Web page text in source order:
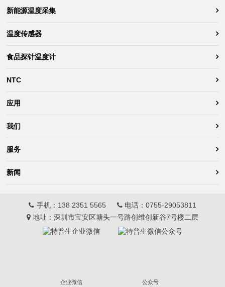
新能源温度采集
温度传感器
食品探针温度计
NTC
应用
我们
服务
新闻
手机： 138 2351 5565 电话： 0755-29053811
地址：深圳市宝安区塘头一号路创维创新谷7号楼二层
企业微信 公众号